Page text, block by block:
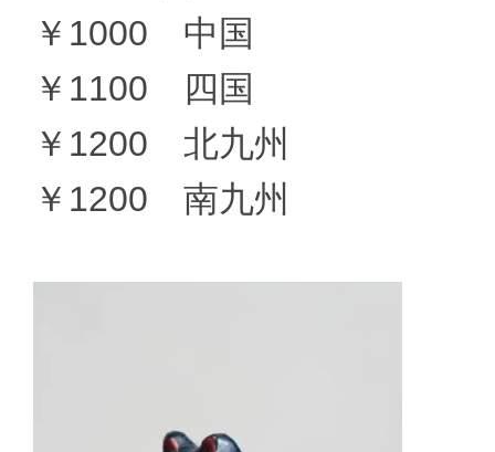
￥1000 中国
￥1100 四国
￥1200 北九州
￥1200 南九州